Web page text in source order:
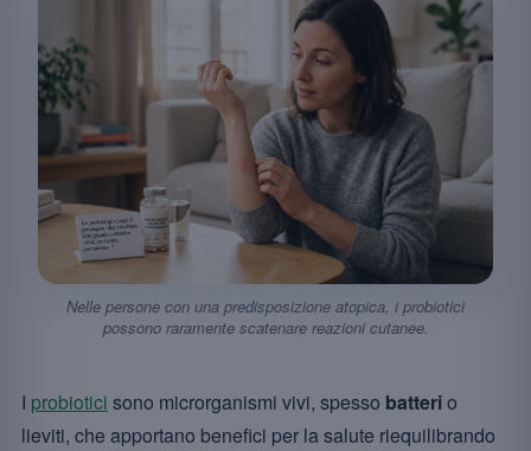
Nelle persone con una predisposizione atopica, i probiotici
possono raramente scatenare reazioni cutanee.
I probiotici sono microrganismi vivi, spesso batterio
lieviti, che apportano benefici per la salute riequilibrando